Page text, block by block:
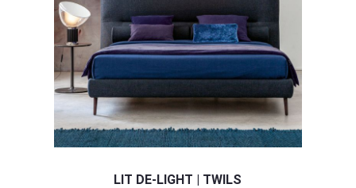
LIT DE-LIGHT | TWILS